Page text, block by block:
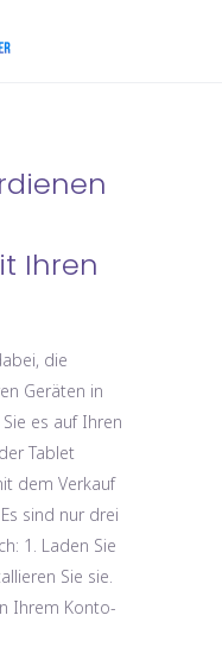
Ihren
die
Geräten in
es auf Ihren
Tablet
dem Verkauf
sind nur drei
1. Laden Sie
Sie sie.
Ihrem Konto-